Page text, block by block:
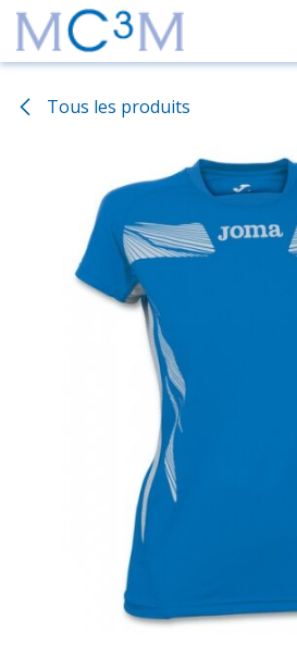
Se rendre au contenu
Tous les produits